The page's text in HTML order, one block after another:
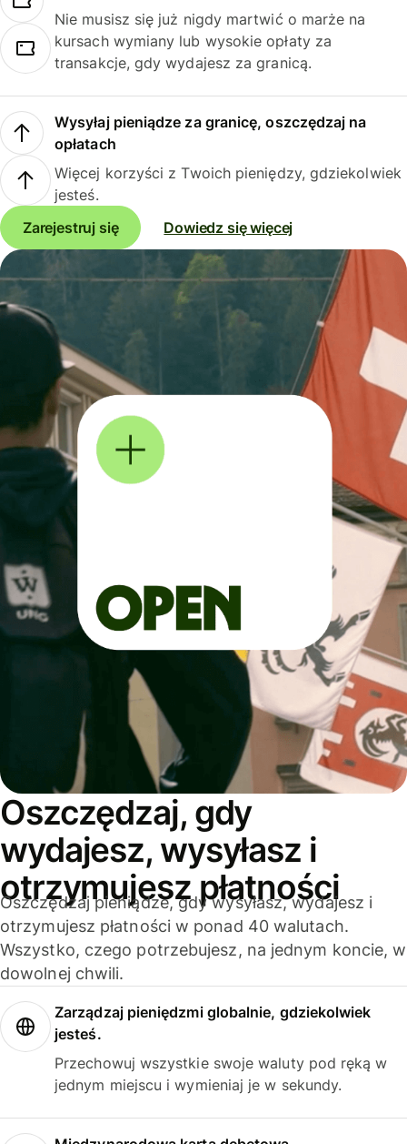
Nie musisz się już nigdy martwić o marże na
kursach wymiany lub wysokie opłaty za
transakcje, gdy wydajesz za granicą.
Wysyłaj pieniądze za granicę, oszczędzaj na
opłatach
Więcej korzyści z Twoich pieniędzy, gdziekolwiek
jesteś.
Zarejestruj się
Dowiedz się więcej
Oszczędzaj, gdy
wydajesz, wysyłasz i
otrzymujesz płatności
Oszczędzaj pieniądze, gdy wysyłasz, wydajesz i
otrzymujesz płatności w ponad 40 walutach.
Wszystko, czego potrzebujesz, na jednym koncie, w
dowolnej chwili.
Zarządzaj pieniędzmi globalnie, gdziekolwiek
jesteś.
Przechowuj wszystkie swoje waluty pod ręką w
jednym miejscu i wymieniaj je w sekundy.